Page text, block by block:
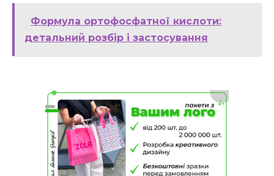
Формула ортофосфатної кислоти:
детальний розбір і застосування